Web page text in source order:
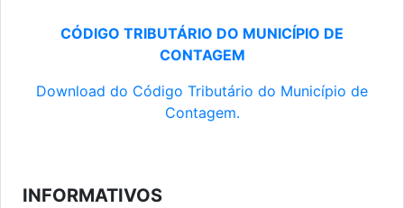
CÓDIGO TRIBUTÁRIO DO MUNICÍPIO DE
CONTAGEM
Download do Código Tributário do Município de
Contagem.
INFORMATIVOS